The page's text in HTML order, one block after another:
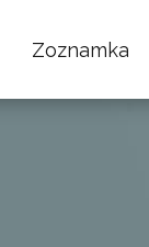
Zoznamka